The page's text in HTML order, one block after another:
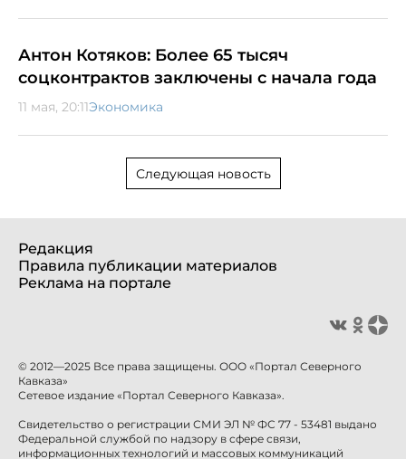
Антон Котяков: Более 65 тысяч
соцконтрактов заключены с начала года
11 мая, 20:11Экономика
Следующая новость
Редакция
Правила публикации материалов
Реклама на портале
© 2012—2025 Все права защищены. ООО «Портал Северного
Кавказа»
Сетевое издание «Портал Северного Кавказа».
Свидетельство о регистрации СМИ ЭЛ № ФС 77 - 53481 выдано
Федеральной службой по надзору в сфере связи,
информационных технологий и массовых коммуникаций